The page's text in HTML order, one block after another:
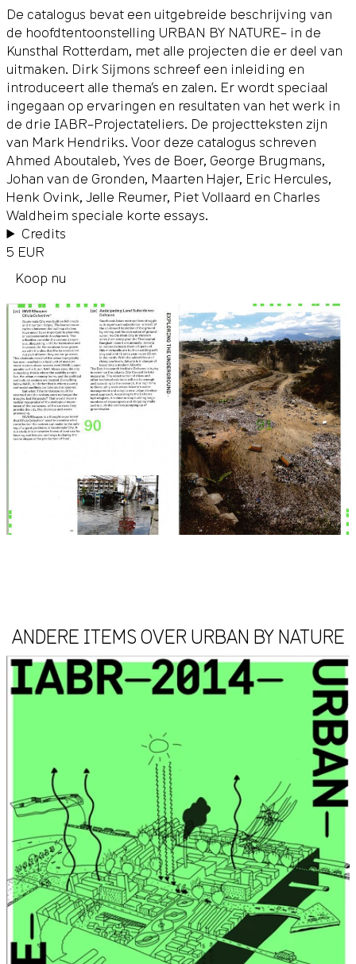
De catalogus bevat een uitgebreide beschrijving van
de hoofdtentoonstelling URBAN BY NATURE– in de
Kunsthal Rotterdam, met alle projecten die er deel van
uitmaken. Dirk Sijmons schreef een inleiding en
introduceert alle thema’s en zalen. Er wordt speciaal
ingegaan op ervaringen en resultaten van het werk in
de drie IABR–Projectateliers. De projectteksten zijn
van Mark Hendriks. Voor deze catalogus schreven
Ahmed Aboutaleb, Yves de Boer, George Brugmans,
Johan van de Gronden, Maarten Hajer, Eric Hercules,
Henk Ovink, Jelle Reumer, Piet Vollaard en Charles
Waldheim speciale korte essays.
Credits
5 EUR
Koop nu
ANDERE ITEMS OVER URBAN BY NATURE